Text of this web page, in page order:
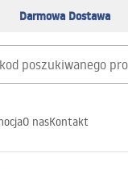
Darmowa Dostawa
O nasKontakt